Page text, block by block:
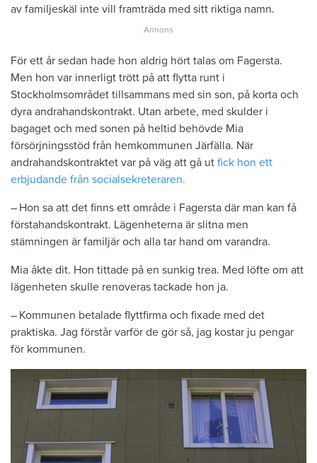
av familjeskäl inte vill framträda med sitt riktiga namn.
För ett år sedan hade hon aldrig hört talas om Fagersta.
Men hon var innerligt trött på att flytta runt i
Stockholmsområdet tillsammans med sin son, på korta och
dyra andrahandskontrakt. Utan arbete, med skulder i
bagaget och med sonen på heltid behövde Mia
försörjningsstöd från hemkommunen Järfälla. När
andrahandskontraktet var på väg att gå ut fick hon ett
erbjudande från socialsekreteraren.
– Hon sa att det finns ett område i Fagersta där man kan få
förstahandskontrakt. Lägenheterna är slitna men
stämningen är familjär och alla tar hand om varandra.
Mia åkte dit. Hon tittade på en sunkig trea. Med löfte om att
lägenheten skulle renoveras tackade hon ja.
– Kommunen betalade flyttfirma och fixade med det
praktiska. Jag förstår varför de gör så, jag kostar ju pengar
för kommunen.